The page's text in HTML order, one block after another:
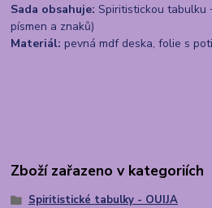
Sada obsahuje: Spiritistickou tabulku
písmen a znaků)
Materiál:pevná mdf deska, folie s
Zboží zařazeno v kategoriích
Spiritistické tabulky - OUIJA